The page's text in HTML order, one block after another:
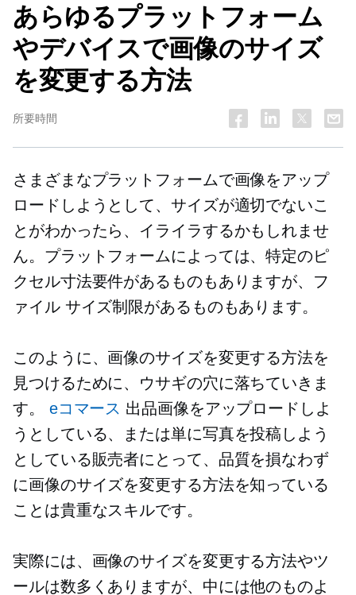
あらゆるプラットフォーム
やデバイスで画像のサイズ
を変更する方法
所要時間
さまざまなプラットフォームで画像をアップ
ロードしようとして、サイズが適切でないこ
とがわかったら、イライラするかもしれませ
ん。プラットフォームによっては、特定のピ
クセル寸法要件があるものもありますが、フ
ァイル サイズ制限があるものもあります。
このように、画像のサイズを変更する方法を
見つけるために、ウサギの穴に落ちていきま
す。 eコマース 出品画像をアップロードしよ
うとしている、または単に写真を投稿しよう
としている販売者にとって、品質を損なわず
に画像のサイズを変更する方法を知っている
ことは貴重なスキルです。
実際には、画像のサイズを変更する方法やツ
ールは数多くありますが、中には他のものよ